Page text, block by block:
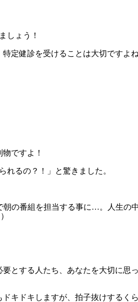
しょう！
定健診を受けることは大切ですよね
ですよ！
れるの？！」と驚きました。
の番組を担当する事に…。人生の
とする人たち、あなたを大切に
キドキしますが、拍子抜けするく